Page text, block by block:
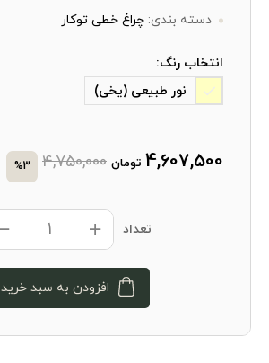
دسته بندی: چراغ خطی توکار
انتخاب رنگ:
نور طبیعی (یخی)
4,607,500 تومان 4,750,000
%3
تعداد
افزودن به سبد خرید